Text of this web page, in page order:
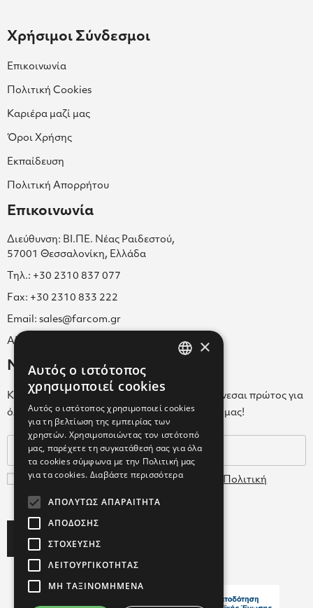
Χρήσιμοι Σύνδεσμοι
Επικοινωνία
Πολιτική Cookies
Καριέρα μαζί μας
Όροι Χρήσης
Εκπαίδευση
Πολιτική Απορρήτου
Επικοινωνία
Διεύθυνση: ΒΙ.ΠΕ. Νέας Ραιδεστού,
57001 Θεσσαλονίκη, Ελλάδα
Τηλ.: +30 2310 837 077
Fax: +30 2310 833 222
Email: sales@farcom.gr
ΑΡ.Γ.Ε.ΜΗ. 038365205000
Newsletter
Κάνε εγγραφή στο Newsletter για να ενημερώνεσαι πρώτος για
όλα τα νέα μας και τα ολοκαίνουρια προϊόντα μας!
Συμφωνώ με τουςΌρους Χρήσης
Πολιτική
Δεδομένων
×
Αυτός ο ιστότοπος
χρησιμοποιεί cookies
Αυτός ο ιστότοπος χρησιμοποιεί cookies
για τη βελτίωση της εμπειρίας των
χρηστών. Χρησιμοποιώντας τον ιστότοπό
μας, παρέχετε τη συγκατάθεσή σας για όλα
τα cookies σύμφωνα με την Πολιτική μας
για τα cookies. Διαβάστε περισσότερα
ΑΠΟΛΎΤΩΣ ΑΠΑΡΑΊΤΗΤΑ
ΑΠΌΔΟΣΗΣ
ΣΤΌΧΕΥΣΗΣ
ΛΕΙΤΟΥΡΓΙΚΌΤΗΤΑΣ
ΜΗ ΤΑΞΙΝΟΜΗΜΈΝΑ